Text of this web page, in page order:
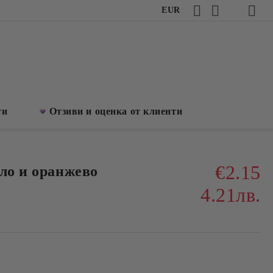
EUR
Отзиви и оценка от клиенти
и оранжево
€2.15
4.21лв.